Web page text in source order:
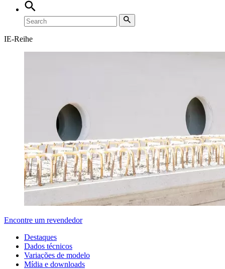
IE-Reihe
Encontre um revendedor
Destaques
Dados técnicos
Variações de modelo
Mídia e downloads